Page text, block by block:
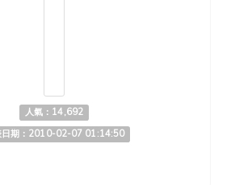
人氣：14,692
日期：2010-02-07 01:14:50